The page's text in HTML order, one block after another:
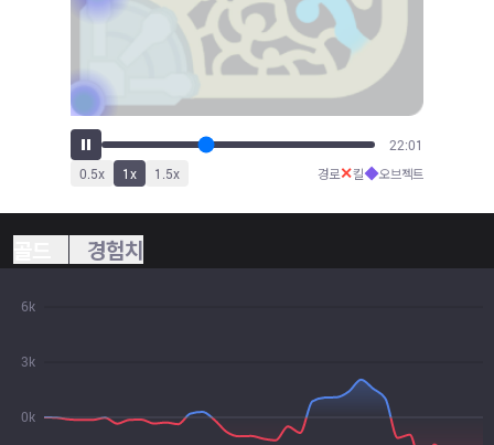
24:36
0.5x 1x 1.5x 경로✕킬◆오브젝트
경험치
0k
3k
6k